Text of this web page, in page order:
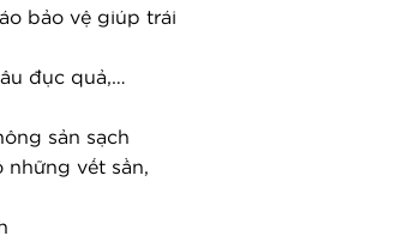
bảo vệ giúp trái
đục quả,…
sản sạch
những vết sần,